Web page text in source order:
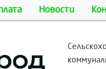
Новости